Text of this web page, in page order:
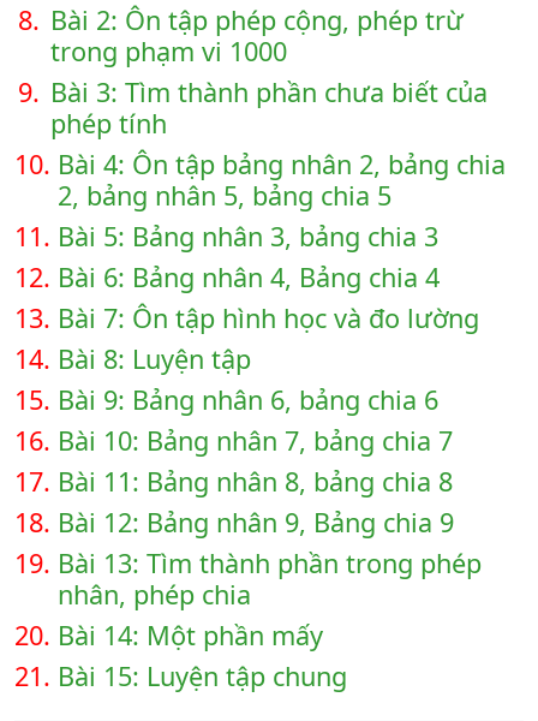
8. Bài 2: Ôn tập phép cộng, phép trừ
trong phạm vi 1000
9. Bài 3: Tìm thành phần chưa biết của
phép tính
10. Bài 4: Ôn tập bảng nhân 2, bảng chia
2, bảng nhân 5, bảng chia 5
11. Bài 5: Bảng nhân 3, bảng chia 3
12. Bài 6: Bảng nhân 4, Bảng chia 4
13. Bài 7: Ôn tập hình học và đo lường
14. Bài 8: Luyện tập
15. Bài 9: Bảng nhân 6, bảng chia 6
16. Bài 10: Bảng nhân 7, bảng chia 7
17. Bài 11: Bảng nhân 8, bảng chia 8
18. Bài 12: Bảng nhân 9, Bảng chia 9
19. Bài 13: Tìm thành phần trong phép
nhân, phép chia
20. Bài 14: Một phần mấy
21. Bài 15: Luyện tập chung